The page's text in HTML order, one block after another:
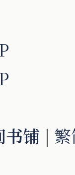
书铺 |